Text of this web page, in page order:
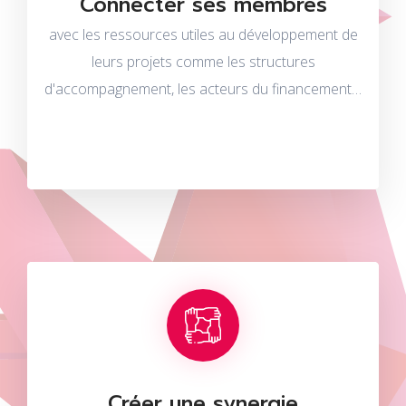
avec les ressources utiles au développement de
leurs projets comme les structures
d'accompagnement, les acteurs du financement…
avec les ressources utiles au développement de
leurs projets